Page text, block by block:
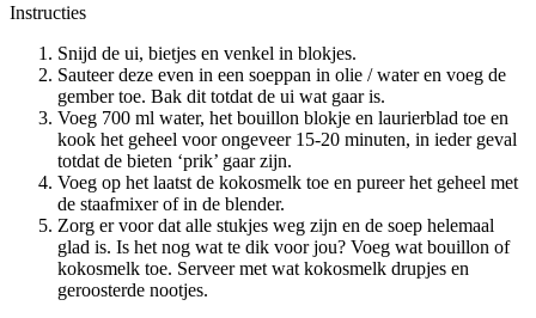
Instructies
Snijd de ui, bietjes en venkel in blokjes.
Sauteer deze even in een soeppan in olie / water en voeg de
gember toe. Bak dit totdat de ui wat gaar is.
Voeg 700 ml water, het bouillon blokje en laurierblad toe en
kook het geheel voor ongeveer 15-20 minuten, in ieder geval
totdat de bieten ‘prik’ gaar zijn.
Voeg op het laatst de kokosmelk toe en pureer het geheel met
de staafmixer of in de blender.
Zorg er voor dat alle stukjes weg zijn en de soep helemaal
glad is. Is het nog wat te dik voor jou? Voeg wat bouillon of
kokosmelk toe. Serveer met wat kokosmelk drupjes en
geroosterde nootjes.